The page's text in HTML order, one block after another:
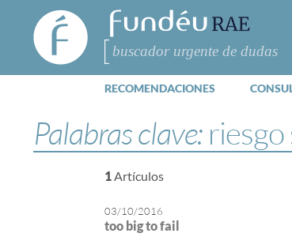
FundéuRAE
- Fundación
del Español
Urgente
Buscar
RECOMENDACIONES
Palabras clave:
1Artículos
03/10/2016
too big to fail